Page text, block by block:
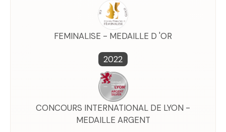
FEMINALISE - MEDAILLE D 'OR
2022
CONCOURS INTERNATIONAL DE LYON -
MEDAILLE ARGENT